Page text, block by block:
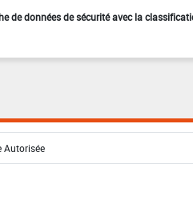
de données de sécurité avec la